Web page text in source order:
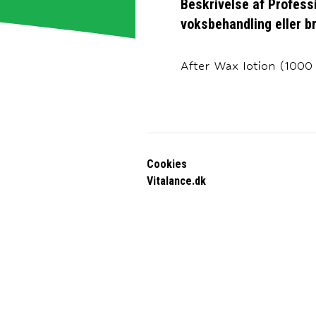
Beskrivelse af
voksbehandling eller
After Wax lotion (1000
Cookies
Vitalance.dk